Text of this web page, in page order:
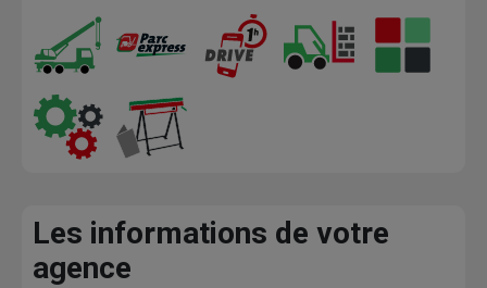
Les informations de votre
agence